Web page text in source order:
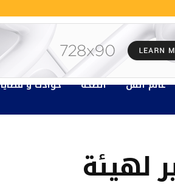
عالم الفن الصحة حوادث و قضايا
لهيئة